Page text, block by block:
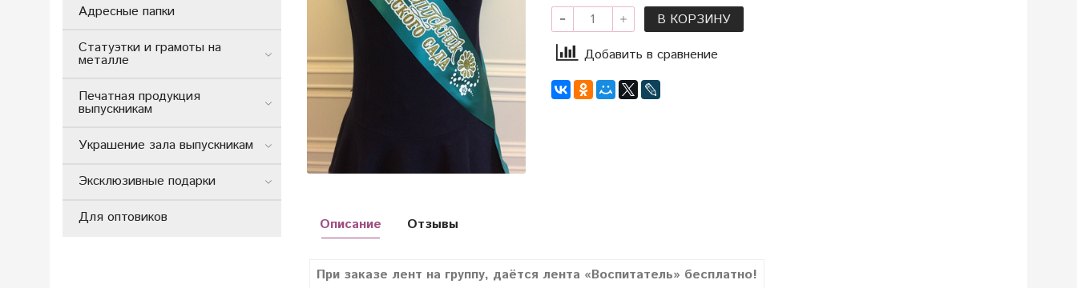
В КОРЗИНУ
Добавить в сравнение
Описание
При заказе лент на группу, даётся лента «Воспитатель» бесплатно!
Отзывы
Адресные папки
Статуэтки и грамоты на
металле
Печатная продукция
выпускникам
Украшение зала выпускникам
Эксклюзивные подарки
Для оптовиков